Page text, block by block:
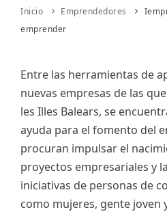
Inicio Emprendedores
emprender
Entre las herramientas de
nuevas empresas de las
les Illes Balears, se
ayuda para el fomento del
procuran impulsar el
proyectos empresariales y
iniciativas de personas de
como mujeres, gente joven